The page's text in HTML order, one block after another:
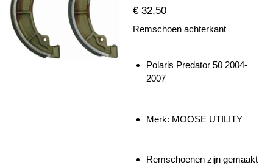
€ 32,50
Remschoen achterkant
Polaris Predator 50 2004-
2007
Merk: MOOSE UTILITY
Remschoenen zijn gemaakt